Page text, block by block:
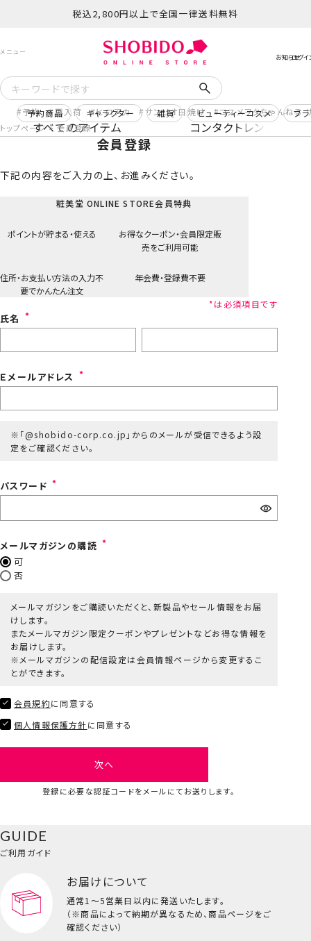
税込2,800円以上で全国一律送料無料
予約 再入荷 ヒロアカ サンリオ日焼け コスメヲタちゃんねる
すべてのアイテム コンタクトレンズ
予約商品 キャラクター 雑貨 ビューティーコスメ ブ
トップページ 会員登録
会員登録
下記の内容をご入力の上、お進みください。
粧美堂 ONLINE STORE会員特典
ポイントが貯まる・使える お得なクーポン・会員限定販
売をご利用可能
住所・お支払い方法の入力不
要でかんたん注文
年会費・登録費不要
氏名
Ｅメールアドレス
※「@shobido-corp.co.jp」からのメールが受信できるよう設
定をご確認ください。
パスワード
メールマガジンの購読
可
否
メールマガジンをご購読いただくと、新製品やセール情報をお届
けします。
またメールマガジン限定クーポンやプレゼントなどお得な情報を
お届けします。
※メールマガジンの配信設定は会員情報ページから変更するこ
とができます。
会員規約に同意する
個人情報保護方針に同意する
次へ
登録に必要な認証コードをメールにてお送りします。
GUIDE
ご利用ガイド
お届けについて
通常1～5営業日以内に発送いたします。
（※商品によって納期が異なるため、商品ページをご
確認ください）